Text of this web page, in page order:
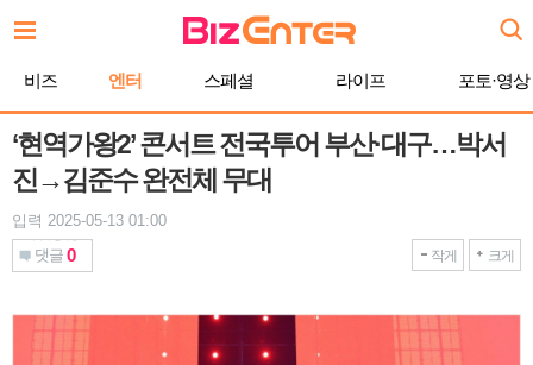
문
비즈 엔터 스페셜 라이프 포토·영상
‘현역가왕2’ 콘서트 전국투어 부산·대구…박서
진→김준수 완전체 무대
입력 2025-05-13 01:00
댓글 0 작게 크게